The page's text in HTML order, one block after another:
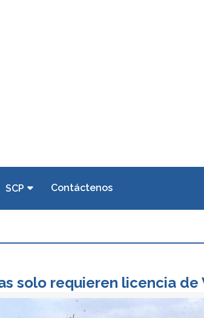
SCP Contáctenos
solo requieren licencia de